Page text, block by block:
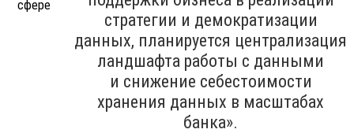
стратегии и демократизации
данных, планируется централизация
ландшафта работы с данными
и снижение себестоимости
хранения данных в масштабах
банка».